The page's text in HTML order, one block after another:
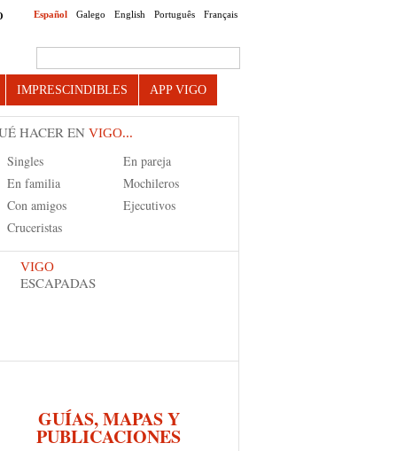
Español Galego English Português Français
IMPRESCINDIBLES APP VIGO
HACER EN VIGO...
Singles
En pareja
En familia
Mochileros
Con amigos
Ejecutivos
Cruceristas
VIGO
ESCAPADAS
GUÍAS, MAPAS Y
PUBLICACIONES